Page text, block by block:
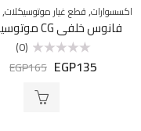
اكسسوارات,قطع غيار موتوسيكلات,
فانوس خلفي CG موتوسيكل
التقييم
(0)
EGP135
EGP165